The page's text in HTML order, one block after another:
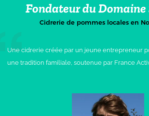
Fondateur du Domaine
Cidrerie de pommes locales en
Une cidrerie créée par un jeune entrepreneur
une tradition familiale, soutenue par France